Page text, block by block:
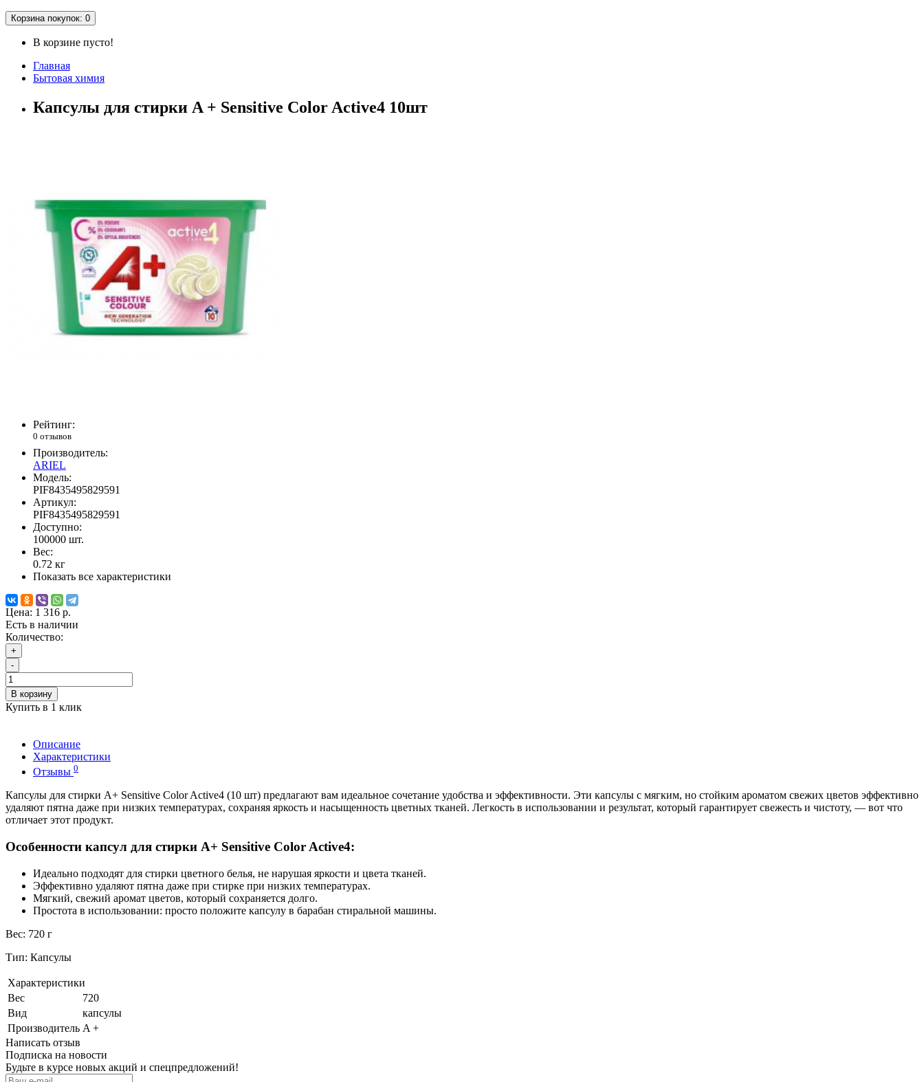
Корзина покупок: 0
В корзине пусто!
Главная
Бытовая химия
Капсулы для стирки A + Sensitive Color Active4 10шт
Рейтинг:
0 отзывов
Производитель:
ARIEL
Модель:
PIF8435495829591
Артикул:
PIF8435495829591
Доступно:
100000 шт.
Вес:
0.72 кг
Показать все характеристики
Цена: 1 316 р.
Есть в наличии
Количество:
+
-
В корзину
Купить в 1 клик
Описание
Характеристики
Отзывы 0
Капсулы для стирки A+ Sensitive Color Active4 (10 шт) предлагают вам идеальное сочетание удобства и эффективности. Эти капсулы с мягким, но стойким ароматом свежих цветов эффективно
удаляют пятна даже при низких температурах, сохраняя яркость и насыщенность цветных тканей. Легкость в использовании и результат, который гарантирует свежесть и чистоту, — вот что
отличает этот продукт.
Особенности капсул для стирки A+ Sensitive Color Active4:
Идеально подходят для стирки цветного белья, не нарушая яркости и цвета тканей.
Эффективно удаляют пятна даже при стирке при низких температурах.
Мягкий, свежий аромат цветов, который сохраняется долго.
Простота в использовании: просто положите капсулу в барабан стиральной машины.
Вес: 720 г
Тип: Капсулы
Характеристики
Вес
720
Вид
капсулы
Производитель A +
Написать отзыв
Подписка на новости
Будьте в курсе новых акций и спецпредложений!